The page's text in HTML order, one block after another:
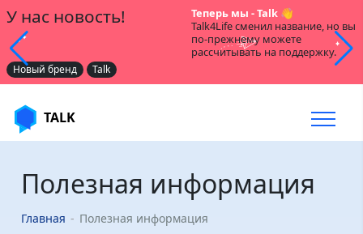
У нас новость!
Теперь мы - Talk 👋
Talk4Life сменил название, но вы
по-прежнему можете
рассчитывать на поддержку.
Новый бренд Talk
TALK
Полезная информация
Главная Полезная информация